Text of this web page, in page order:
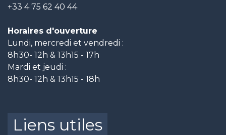
+33 4 75 62 40 44
Horaires d'ouverture
Lundi, mercredi et vendredi :
8h30- 12h & 13h15 - 17h
Mardi et jeudi :
8h30- 12h & 13h15 - 18h
Liens utiles